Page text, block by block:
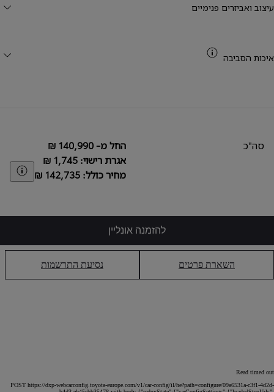
עיצוב ואביזרים פנימיים
איכות הסביבה
סה"כ
החל מ- ‏140,990 ₪
אגרת רישוי: ‏1,745 ₪
מחיר כולל: ‏142,735 ₪
להזמנה אונליין
השארת פרטים נסיעת התרשמות
Read timed out
POST https://dxp-webcarconfig.toyota-europe.com/v1/car-config/il/he?path=configure/09a6531a-c3f1-4d2d-